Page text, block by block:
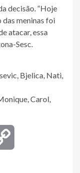
decisão. “Hoje
das meninas foi
atacar, essa
Sesc.
Bjelica, Nati,
Carol,